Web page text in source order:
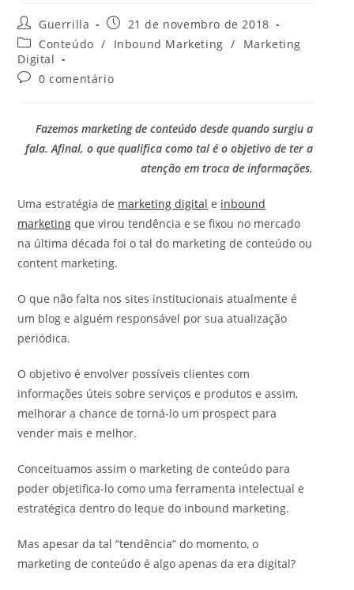
A
u
t
o
r
Guerrilla
P
p
l
i
c
o
:
21 de novembro de 2018
C
a
t
e
p
o
s
t
:
Conteúdo / Inbound Marketing /
Marketing
Digital
C
i
o
s
d
o
p
s
t
:
0 comentário
Fazemos marketing de conteúdo desde quando surgiu a
fala. Afinal, o que qualifica como tal é o objetivo de ter a
atenção em troca de informações.
Uma estratégia de marketing digital e inbound
marketing que virou tendência e se fixou no mercado
na última década foi o tal do marketing de conteúdo ou
content marketing.
O que não falta nos sites institucionais atualmente é
um blog e alguém responsável por sua atualização
periódica.
O objetivo é envolver possíveis clientes com
informações úteis sobre serviços e produtos e assim,
melhorar a chance de torná-lo um prospect para
vender mais e melhor.
Conceituamos assim o marketing de conteúdo para
poder objetifica-lo como uma ferramenta intelectual e
estratégica dentro do leque do inbound marketing.
Mas apesar da tal “tendência” do momento, o
marketing de conteúdo é algo apenas da era digital?